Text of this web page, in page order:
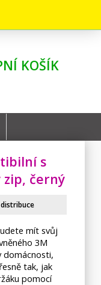
KOŠÍK
s
zip, černý
distribuce
mít svůj
3M
domácnosti,
tak, jak
pomocí